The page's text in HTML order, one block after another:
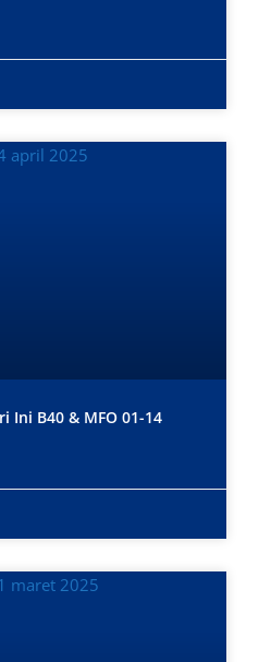
Ini B40 & MFO 01-14